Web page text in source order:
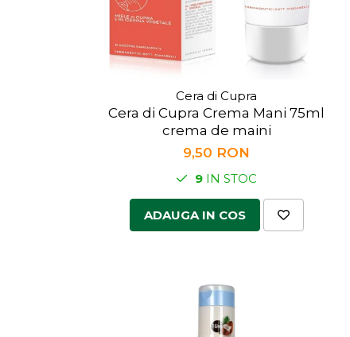
Cera di Cupra
Cera di Cupra Crema Mani 75ml
crema de maini
9,50 RON
9 IN STOC
ADAUGA IN COS